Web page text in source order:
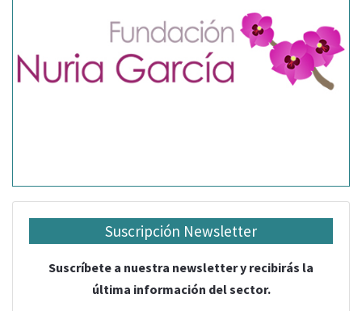
Suscripción Newsletter
Suscríbete a nuestra newsletter y recibirás la
última información del sector.